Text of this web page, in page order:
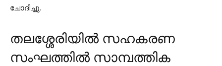
ചോദിച്ചു.
തലശ്ശേരിയിൽ സഹകരണ
സംഘത്തിൽ സാമ്പത്തിക